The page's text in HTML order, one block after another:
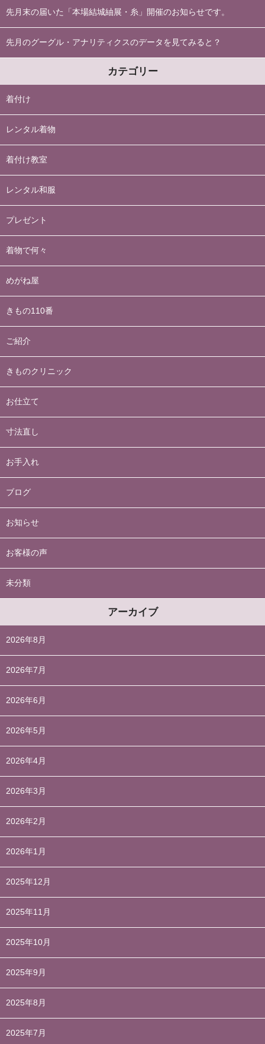
先月末の届いた「本場結城紬展・糸」開催のお知らせです。
先月のグーグル・アナリティクスのデータを見てみると？
カテゴリー
着付け
レンタル着物
着付け教室
レンタル和服
プレゼント
着物で何々
めがね屋
きもの110番
ご紹介
きものクリニック
お仕立て
寸法直し
お手入れ
ブログ
お知らせ
お客様の声
未分類
アーカイブ
2026年8月
2026年7月
2026年6月
2026年5月
2026年4月
2026年3月
2026年2月
2026年1月
2025年12月
2025年11月
2025年10月
2025年9月
2025年8月
2025年7月